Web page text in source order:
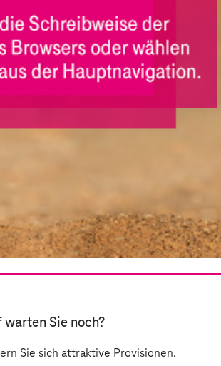
warten Sie noch?
Sie sich attraktive Provisionen.